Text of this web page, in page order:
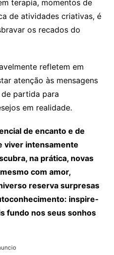
terapia, momentos de
de atividades criativas, é
os recados do
refletem em
atenção às mensagens
partida para
em realidade.
de encanto e de
viver intensamente
na prática, novas
com amor,
reserva surpresas
inspire-
fundo nos seus sonhos